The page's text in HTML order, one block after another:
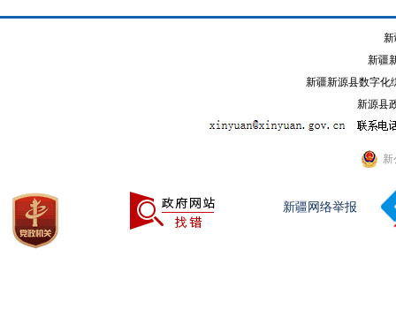
新疆
新疆新源县数字化
新源县
新
新疆网络举报